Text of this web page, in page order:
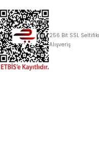
256 Bit SSL
Alışveriş